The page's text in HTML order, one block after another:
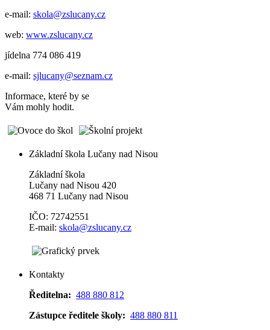
e-mail: skola@zslucany.cz
web: www.zslucany.cz
jídelna 774 086 419
e-mail: sjlucany@seznam.cz
Informace, které by se
Vám mohly hodit.
Základní škola Lučany nad Nisou
Základní škola
Lučany nad Nisou 420
468 71 Lučany nad Nisou
IČO: 72742551
E-mail: skola@zslucany.cz
Kontakty
Ředitelna: 488 880 812
Zástupce ředitele školy: 488 880 811